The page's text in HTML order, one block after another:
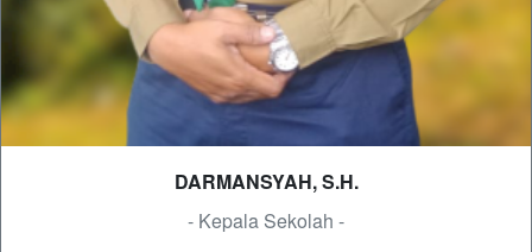
DARMANSYAH, S.H.
- Kepala Sekolah -